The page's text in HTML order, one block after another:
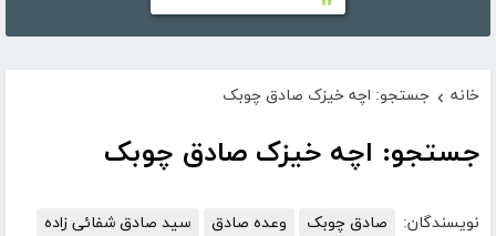
خانه › جستجو: اچه خیزک صادق چوبک
جستجو: اچه خیزک صادق چوبک
نویسندگان: صادق چوبک وعده صادق
سید صادق شفائی زاده